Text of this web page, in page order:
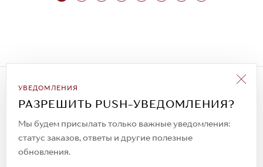
УВЕДОМЛЕНИЯ
РАЗРЕШИТЬ PUSH-УВЕДОМЛЕНИЯ?
Мы будем присылать только важные уведомления:
статус заказов, ответы и другие полезные
обновления.
Подписаться на рассылку
Всегда будьте в курсе новых акций и
спецпредложений!